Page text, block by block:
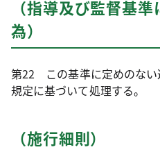
（指導及び監督基
為）
第22 この基準に定めのない
規定に基づいて処理する。
（施行細則）